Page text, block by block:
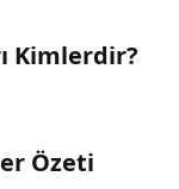
Kimlerdir?
Özeti